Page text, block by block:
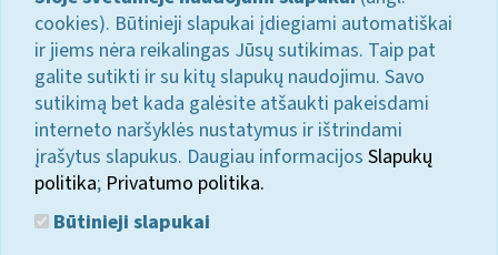
cookies). Būtinieji slapukai įdiegiami automatiškai
ir jiems nėra reikalingas Jūsų sutikimas. Taip pat
galite sutikti ir su kitų slapukų naudojimu. Savo
sutikimą bet kada galėsite atšaukti pakeisdami
interneto naršyklės nustatymus ir ištrindami
įrašytus slapukus. Daugiau informacijos Slapukų
politika; Privatumo politika.
Būtinieji slapukai